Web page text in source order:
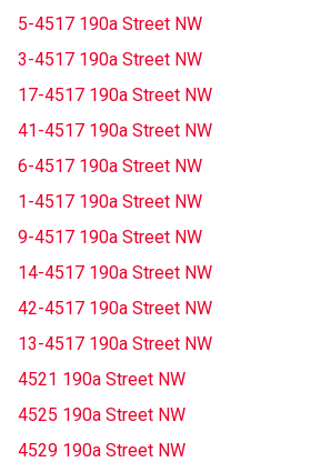
5-4517 190a Street NW
3-4517 190a Street NW
17-4517 190a Street NW
41-4517 190a Street NW
6-4517 190a Street NW
1-4517 190a Street NW
9-4517 190a Street NW
14-4517 190a Street NW
42-4517 190a Street NW
13-4517 190a Street NW
4521 190a Street NW
4525 190a Street NW
4529 190a Street NW